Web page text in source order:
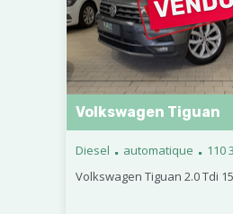
Volkswagen Tiguan
Diesel . automatique . 110
Volkswagen Tiguan 2.0 Tdi